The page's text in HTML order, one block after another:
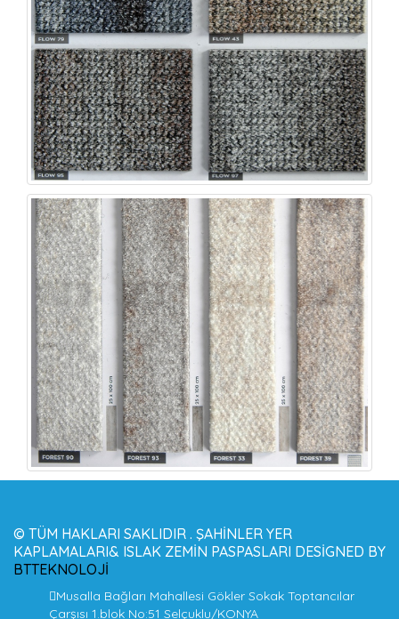
© TÜM HAKLARI SAKLIDIR . ŞAHINLER YER
KAPLAMALARI& ISLAK ZEMIN PASPASLARI DESIGNED BY
BTTEKNOLOJI
Musalla Bağları Mahallesi Gökler Sokak Toptancılar
Çarşısı 1.blok No:51 Selçuklu/KONYA